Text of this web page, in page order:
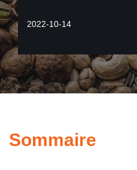
2022-10-14
Sommaire